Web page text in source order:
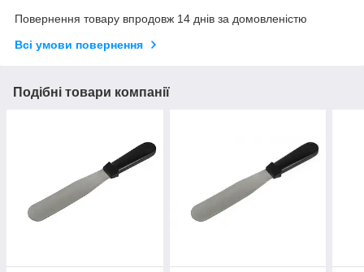
Повернення товару впродовж 14 днів за домовленістю
Всі умови повернення
Подібні товари компанії